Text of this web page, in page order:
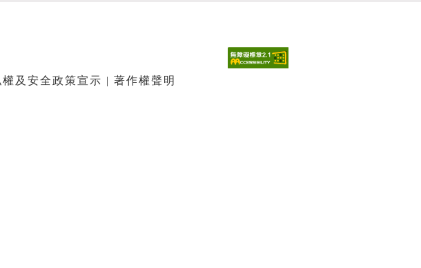
及安全政策宣示 | 著作權聲明